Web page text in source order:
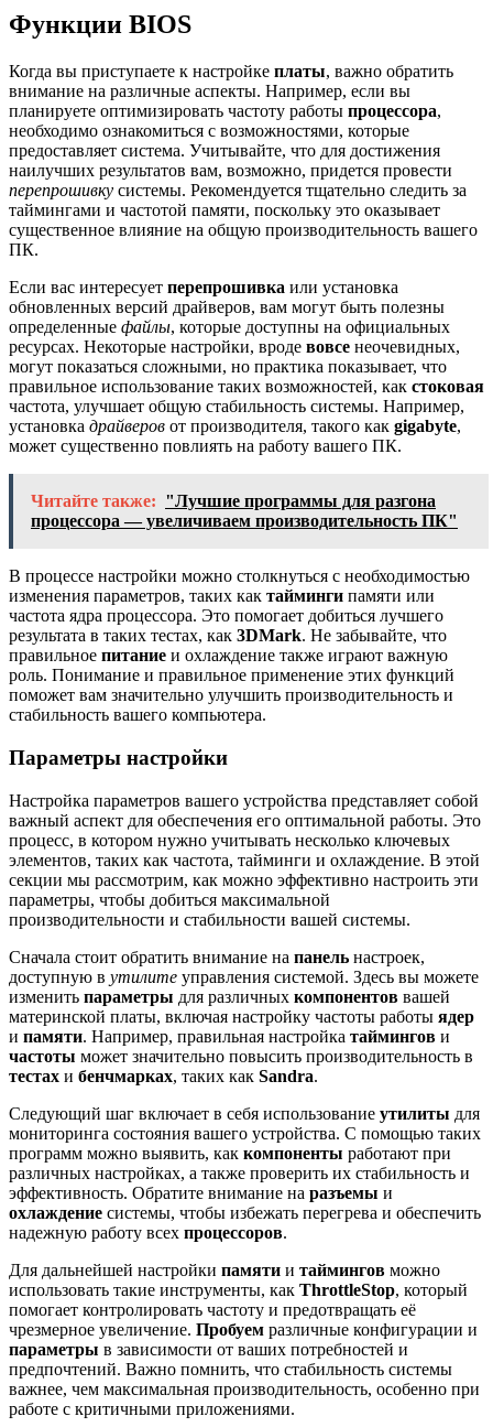
Функции BIOS
Когда вы приступаете к настройке платы, важно обратить
внимание на различные аспекты. Например, если вы
планируете оптимизировать частоту работы процессора,
необходимо ознакомиться с возможностями, которые
предоставляет система. Учитывайте, что для достижения
наилучших результатов вам, возможно, придется провести
перепрошивку системы. Рекомендуется тщательно следить за
таймингами и частотой памяти, поскольку это оказывает
существенное влияние на общую производительность вашего
ПК.
Если вас интересует перепрошивка или установка
обновленных версий драйверов, вам могут быть полезны
определенные файлы, которые доступны на официальных
ресурсах. Некоторые настройки, вроде вовсе неочевидных,
могут показаться сложными, но практика показывает, что
правильное использование таких возможностей, как стоковая
частота, улучшает общую стабильность системы. Например,
установка драйверов от производителя, такого как gigabyte,
может существенно повлиять на работу вашего ПК.
Читайте также: "Лучшие программы для разгона
процессора — увеличиваем производительность ПК"
В процессе настройки можно столкнуться с необходимостью
изменения параметров, таких как тайминги памяти или
частота ядра процессора. Это помогает добиться лучшего
результата в таких тестах, как 3DMark. Не забывайте, что
правильное питание и охлаждение также играют важную
роль. Понимание и правильное применение этих функций
поможет вам значительно улучшить производительность и
стабильность вашего компьютера.
Параметры настройки
Настройка параметров вашего устройства представляет собой
важный аспект для обеспечения его оптимальной работы. Это
процесс, в котором нужно учитывать несколько ключевых
элементов, таких как частота, тайминги и охлаждение. В этой
секции мы рассмотрим, как можно эффективно настроить эти
параметры, чтобы добиться максимальной
производительности и стабильности вашей системы.
Сначала стоит обратить внимание на панель настроек,
доступную в утилите управления системой. Здесь вы можете
изменить параметры для различных компонентов вашей
материнской платы, включая настройку частоты работы ядер
и памяти. Например, правильная настройка таймингов и
частоты может значительно повысить производительность в
тестах и бенчмарках, таких как Sandra.
Следующий шаг включает в себя использование утилиты для
мониторинга состояния вашего устройства. С помощью таких
программ можно выявить, как компоненты работают при
различных настройках, а также проверить их стабильность и
эффективность. Обратите внимание на разъемы и
охлаждение системы, чтобы избежать перегрева и обеспечить
надежную работу всех процессоров.
Для дальнейшей настройки памяти и таймингов можно
использовать такие инструменты, как ThrottleStop, который
помогает контролировать частоту и предотвращать её
чрезмерное увеличение. Пробуем различные конфигурации и
параметры в зависимости от ваших потребностей и
предпочтений. Важно помнить, что стабильность системы
важнее, чем максимальная производительность, особенно при
работе с критичными приложениями.